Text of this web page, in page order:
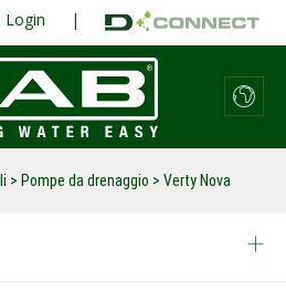
Login |
> Pompe da drenaggio > Verty Nova